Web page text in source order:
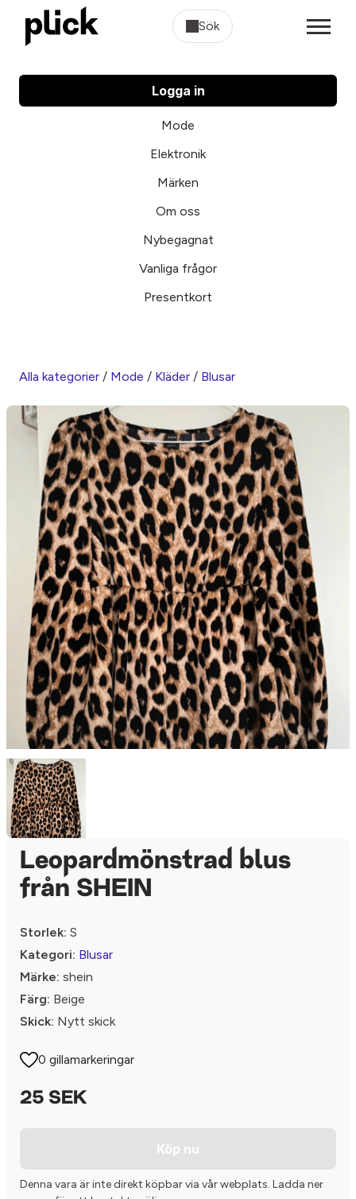
Sök
Logga in
Mode
Elektronik
Märken
Om oss
Nybegagnat
Vanliga frågor
Presentkort
Alla kategorier / Mode / Kläder / Blusar
Leopardmönstrad blus
från SHEIN
Storlek: S
Kategori: Blusar
Märke: shein
Färg: Beige
Skick: Nytt skick
0 gillamarkeringar
25 SEK
Köp nu
Denna vara är inte direkt köpbar via vår webplats. Ladda ner